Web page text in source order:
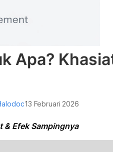
Apa?
13 Februari 2026
& Efek Sampingnya